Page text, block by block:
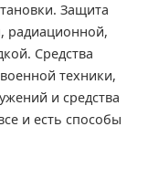
Защита
радиационной,
Средства
техники,
и средства
и есть способы